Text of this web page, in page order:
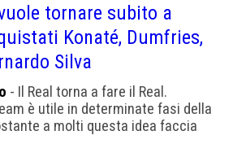
tornare subito a
Konaté, Dumfries,
Silva
- Il Real torna a fare il Real.
è utile in determinate fasi della
a molti questa idea faccia